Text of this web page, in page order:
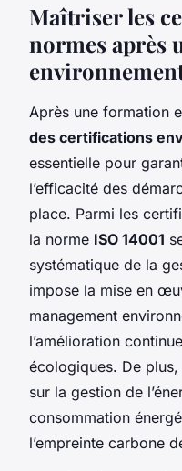
Maîtriser les
normes après
Après une formation
des certifications
essentielle pour
l’efficacité des
place. Parmi les
la norme ISO 14001
systématique de la
impose la mise en
management
l’amélioration
écologiques. De
sur la gestion de
consommation
l’empreinte carbone